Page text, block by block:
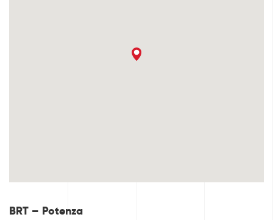
BRT – Potenza